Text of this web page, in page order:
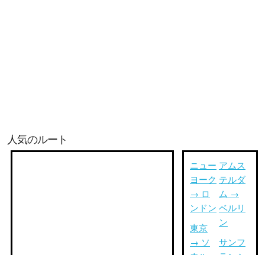
人気のルート
ニュー
ヨーク
→ ロ
ンドン
東京
→ ソ
アムス
テルダ
ム →
ベルリ
ン
サンフ